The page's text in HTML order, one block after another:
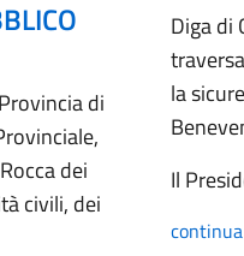
di
dei
civili, dei
Diga di
la
Il